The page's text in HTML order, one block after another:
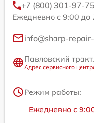
+7 (800) 301-97-75
Ежедневно с 9:00 до
info@sharp-
Павловский
Адрес сервисного
Режим работы:
Ежедневно с